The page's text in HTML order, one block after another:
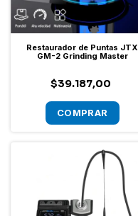
Restaurador de Puntas JTX
GM-2 Grinding Master
$39.187,00